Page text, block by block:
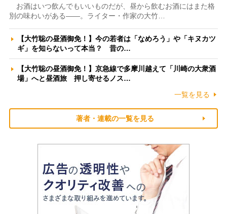
お酒はいつ飲んでもいいものだが、昼から飲むお酒にはまた格
別の味わいがある――。ライター・作家の大竹…
【大竹聡の昼酒御免！】今の若者は「なめろう」や「キヌカツ
ギ」を知らないって本当？ 昔の…
【大竹聡の昼酒御免！】京急線で多摩川越えて「川崎の大衆酒
場」へと昼酒旅 押し寄せるノス…
一覧を見る
著者・連載の一覧を見る